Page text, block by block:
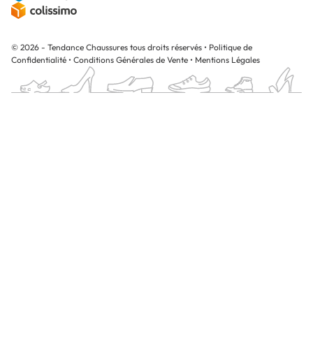
© 2026 - Tendance Chaussures tous droits réservés • Politique de
Confidentialité • Conditions Générales de Vente • Mentions Légales